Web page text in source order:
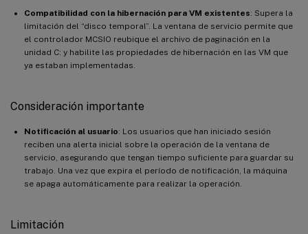
Compatibilidad con la hibernación para VM existentes: Supera la
limitación del “disco temporal”. La ventana de servicio permite que
el controlador MCSIO reubique el archivo de paginación en la
unidad C: y habilite las propiedades de hibernación en las VM que
ya estaban implementadas.
Consideración importante
Notificación al usuario: Los usuarios que han iniciado sesión
reciben una alerta inicial sobre la operación de la ventana de
servicio, asegurando que tengan tiempo suficiente para guardar su
trabajo. Una vez que expira el período de notificación, la máquina
se apaga automáticamente para realizar la operación.
Limitación